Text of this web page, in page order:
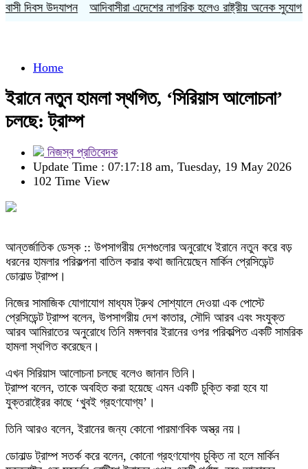
দিবস উদযাপন আদিবাসীরা এদেশের নাগরিক হলেও রাষ্ট্রীয় অনেক সুযোগ
Home
ইরানে নতুন হামলা স্থগিত, ‘সিরিয়াস আলোচনা’
চলছে: ট্রাম্প
নিজস্ব প্রতিবেদক
Update Time : 07:17:18 am, Tuesday, 19 May 2026
102 Time View
আন্তর্জাতিক ডেস্ক :: উপসাগরীয় দেশগুলোর অনুরোধে ইরানে নতুন করে বড়
ধরনের হামলার পরিকল্পনা বাতিল করার কথা জানিয়েছেন মার্কিন প্রেসিডেন্ট
ডোনাল্ড ট্রাম্প।
নিজের সামাজিক যোগাযোগ মাধ্যম ট্রুথ সোশ্যালে দেওয়া এক পোস্টে
প্রেসিডেন্ট ট্রাম্প বলেন, উপসাগরীয় দেশ কাতার, সৌদি আরব এবং সংযুক্ত
আরব আমিরাতের অনুরোধে তিনি মঙ্গলবার ইরানের ওপর পরিকল্পিত একটি সামরিক
হামলা স্থগিত করেছেন।
এখন সিরিয়াস আলোচনা চলছে বলেও জানান তিনি।
ট্রাম্প বলেন, তাকে অবহিত করা হয়েছে এমন একটি চুক্তি করা হবে যা
যুক্তরাষ্ট্রের কাছে ‘খুবই গ্রহণযোগ্য’।
তিনি আরও বলেন, ইরানের জন্য কোনো পারমাণবিক অস্ত্র নয়।
ডোনাল্ড ট্রাম্প সতর্ক করে বলেন, কোনো গ্রহণযোগ্য চুক্তি না হলে মার্কিন